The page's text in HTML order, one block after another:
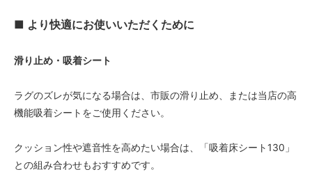
■ より快適にお使いいただくために
滑り止め・吸着シート
ラグのズレが気になる場合は、市販の滑り止め、または当店の高
機能吸着シートをご使用ください。
クッション性や遮音性を高めたい場合は、「吸着床シート130」
との組み合わせもおすすめです。